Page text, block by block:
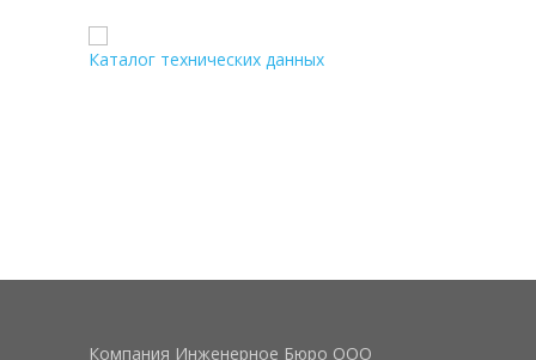
Каталог технических данных
Компания Инженерное Бюро ООО